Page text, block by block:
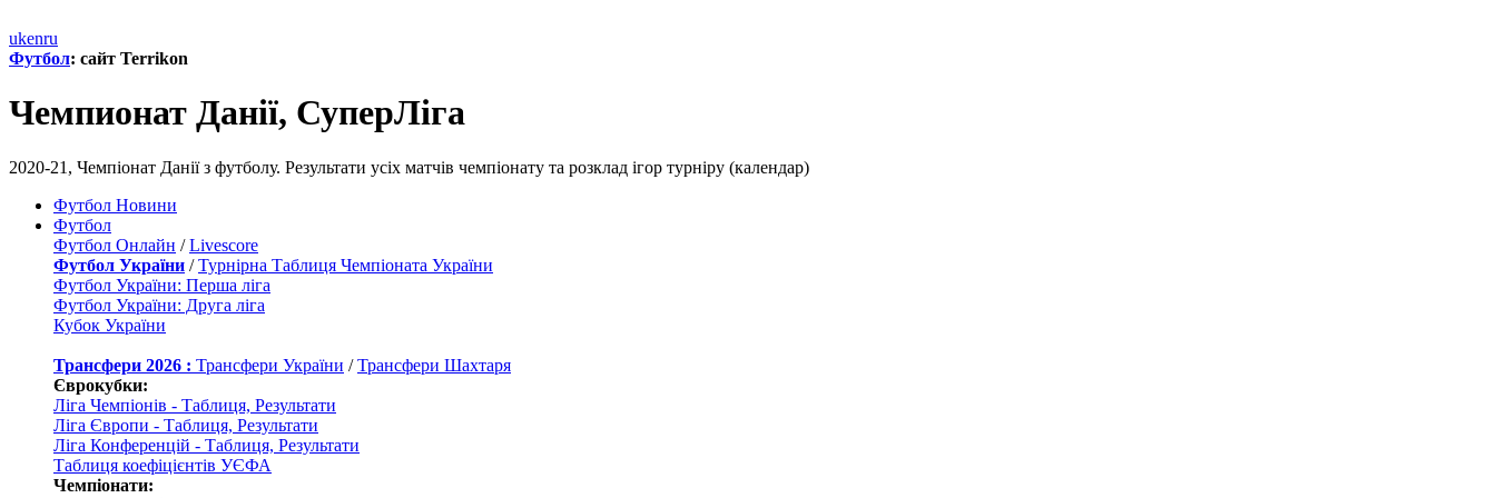
ukenru
Футбол: сайт Terrikon
Чемпионат Данії, СуперЛіга
2020-21, Чемпіонат Данії з футболу. Результати усіх матчів чемпіонату та розклад ігор турніру (календар)
Футбол Новини
Футбол
Футбол Онлайн /Livescore
Футбол України /Турнірна Таблиця Чемпіоната України
Футбол України: Перша ліга
Футбол України: Друга ліга
Кубок України
Трансфери 2026 : Трансфери України /Трансфери Шахтаря
Єврокубки:
Ліга Чемпіонів - Таблиця, Результати
Ліга Європи - Таблиця, Результати
Ліга Конференцій - Таблиця, Результати
Таблиця коефіцієнтів УЄФА
Чемпіонати: